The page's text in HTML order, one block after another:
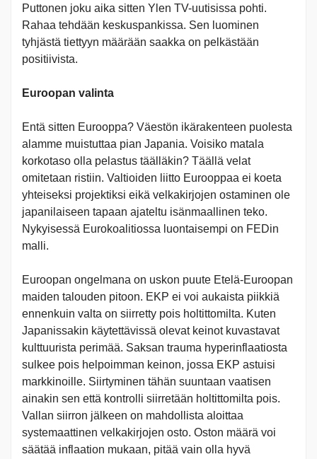
Puttonen joku aika sitten Ylen TV-uutisissa pohti.
Rahaa tehdään keskuspankissa. Sen luominen
tyhjästä tiettyyn määrään saakka on pelkästään
positiivista.
Euroopan valinta
Entä sitten Eurooppa? Väestön ikärakenteen puolesta
alamme muistuttaa pian Japania. Voisiko matala
korkotaso olla pelastus täälläkin? Täällä velat
omitetaan ristiin. Valtioiden liitto Eurooppaa ei koeta
yhteiseksi projektiksi eikä velkakirjojen ostaminen ole
japanilaiseen tapaan ajateltu isänmaallinen teko.
Nykyisessä Eurokoalitiossa luontaisempi on FEDin
malli.
Euroopan ongelmana on uskon puute Etelä-Euroopan
maiden talouden pitoon. EKP ei voi aukaista piikkiä
ennenkuin valta on siirretty pois holtittomilta. Kuten
Japanissakin käytettävissä olevat keinot kuvastavat
kulttuurista perimää. Saksan trauma hyperinflaatiosta
sulkee pois helpoimman keinon, jossa EKP astuisi
markkinoille. Siirtyminen tähän suuntaan vaatisen
ainakin sen että kontrolli siirretään holtittomilta pois.
Vallan siirron jälkeen on mahdollista aloittaa
systemaattinen velkakirjojen osto. Oston määrä voi
säätää inflaation mukaan, pitää vain olla hyvä